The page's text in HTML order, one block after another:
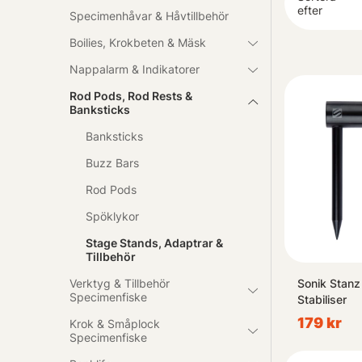
Specimenhåvar & Håvtillbehör
Boilies, Krokbeten & Mäsk
Nappalarm & Indikatorer
Rod Pods, Rod Rests &
Banksticks
Banksticks
Buzz Bars
Rod Pods
Spöklykor
Stage Stands, Adaptrar &
Tillbehör
Verktyg & Tillbehör
Specimenfiske
Krok & Småplock
Specimenfiske
Framhäv ditt
efter
Sonik
Stabiliser
179 kr